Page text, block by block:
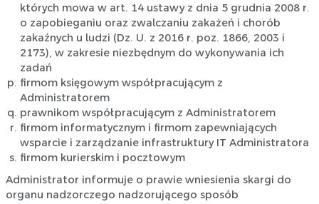
których mowa w art. 14 ustawy z dnia 5 grudnia 2008 r.
o zapobieganiu oraz zwalczaniu zakażeń i chorób
zakaźnych u ludzi (Dz. U. z 2016 r. poz. 1866, 2003 i
2173), w zakresie niezbędnym do wykonywania ich
zadań
firmom księgowym współpracującym z
Administratorem
prawnikom współpracującym z Administratorem
firmom informatycznym i firmom zapewniających
wsparcie i zarządzanie infrastruktury IT Administratora
firmom kurierskim i pocztowym
Administrator informuje o prawie wniesienia skargi do
organu nadzorczego nadzorującego sposób